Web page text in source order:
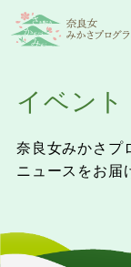
イベント
奈良女みかさプ
ニュースをお届